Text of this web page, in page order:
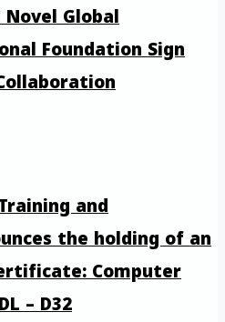
Global
Foundation Sign
and
the holding of an
Computer
– D32